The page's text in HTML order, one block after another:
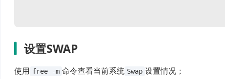
设置SWAP
使用 free -m 命令查看当前系统 Swap 设置情况；